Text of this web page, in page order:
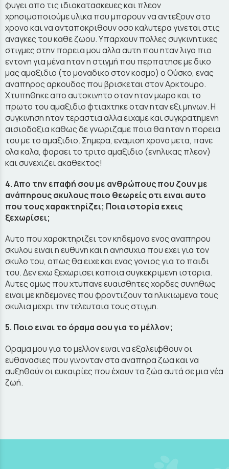
φυγει απο τις ιδιοκατασκευες και πλεον
χρησιμοποιούμε υλικα που μπορουν να αντεξουν στο
χρονο και να ανταποκριθουν οσο καλυτερα γινεται στις
αναγκες του καθε ζωου. Υπαρχουν πολλες συγκινητικες
στιγμες στην πορεια μου αλλα αυτη που ηταν λιγο πιο
εντονη για μένα ηταν η στιγμή που περπατησε με δικο
μας αμαξιδιο (το μοναδικο στον κοσμο) ο Ούσκο, ενας
αναπηρος αρκουδος που βρισκεται στον Αρκτουρο.
Χτυπηθηκε απο αυτοκινητο οταν ηταν μωρο και το
πρωτο του αμαξιδιο φτιαχτηκε οταν ηταν εξι μηνων. Η
συγκινηση ηταν τεραστια αλλα ειχαμε και συγκρατημενη
αισιοδοξια καθως δε γνωριζαμε ποια θα ηταν η πορεια
του με το αμαξιδιο. Σημερα, εναμιση χρονο μετα, πανε
ολα καλα, φοραει το τριτο αμαξιδιο (ενηλικας πλεον)
και συνεχιζει ακαθεκτος!
4. Απο την επαφή σου με ανθρώπους που ζουν με
ανάπηρους σκυλους ποιο θεωρείς οτι ειναι αυτο
που τους χαρακτηρίζει; Ποια ιστορία εχεις
ξεχωρίσει;
Αυτο που χαρακτηριζει τον κηδεμονα ενος αναπηρου
σκυλου ειναι η ευθυνη και η ανησυχια που εχει για τον
σκυλο του, οπως θα ειχε και ενας γονιος για το παιδι
του. Δεν εχω ξεχωρισει καποια συγκεκριμενη ιστορια.
Αυτες ομως που χτυπανε ευαισθητες χορδες συνηθως
ειναι με κηδεμονες που φροντιζουν τα ηλικιωμενα τους
σκυλια μεχρι την τελευταια τους στιγμη.
5. Ποιο ειναι το όραμα σου για το μέλλον;
Οραμα μου για το μελλον ειναι να εξαλειφθουν οι
ευθανασιες που γινονταν στα αναπηρα ζωα και να
αυξηθούν οι ευκαιρίες που έχουν τα ζώα αυτά σε μια νέα
ζωή.